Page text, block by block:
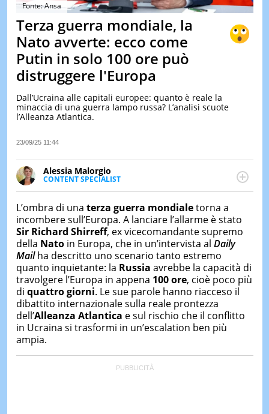
&
TEST
&
IERI
Fonte: Ansa
Terza guerra mondiale, la
Nato avverte: ecco come
Putin in solo 100 ore può
distruggere l'Europa
Dall’Ucraina alle capitali europee: quanto è reale la
minaccia di una guerra lampo russa? L’analisi scuote
l’Alleanza Atlantica.
23/09/25 11:44
Alessia Malorgio
CONTENT SPECIALIST
Ha conseguito un Master in Marketing Management
occupa della creazione di contenuti in ottica SEO e
dello sviluppo di strategie marketing attraverso
canali digitali.
L’ombra di una terza guerra mondialetorna a
incombere sull’Europa. A lanciare l’allarme è stato
Sir Richard Shirreff, ex vicecomandante supremo
della Natoin Europa, che in un’intervista al Daily
Mailha descritto uno scenario tanto estremo
quanto inquietante: la Russia avrebbe la capacità di
travolgere l’Europa in appena 100 ore, cioè poco più
di quattro giorni. Le sue parole hanno riacceso il
dibattito internazionale sulla reale prontezza
dell’Alleanza Atlantica e sul rischio che il conflitto
in Ucraina si trasformi in un’escalation ben più
ampia.